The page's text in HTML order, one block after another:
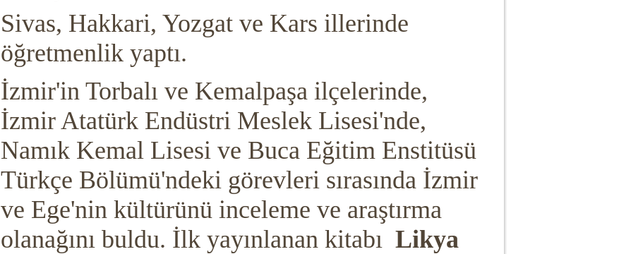
Sivas, Hakkari, Yozgat ve Kars illerinde
öğretmenlik yaptı.
İzmir'in Torbalı ve Kemalpaşa ilçelerinde,
İzmir Atatürk Endüstri Meslek Lisesi'nde,
Namık Kemal Lisesi ve Buca Eğitim Enstitüsü
Türkçe Bölümü'ndeki görevleri sırasında İzmir
ve Ege'nin kültürünü inceleme ve araştırma
olanağını buldu. İlk yayınlanan kitabı Likya